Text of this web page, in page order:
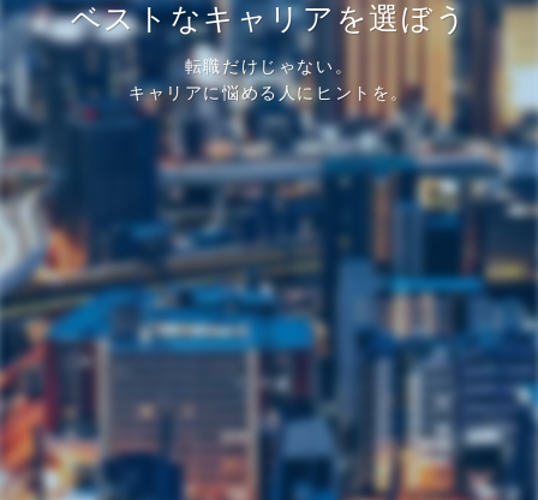
ベストなキャリアを選ぼう
転職だけじゃない。
キャリアに悩める人にヒントを。